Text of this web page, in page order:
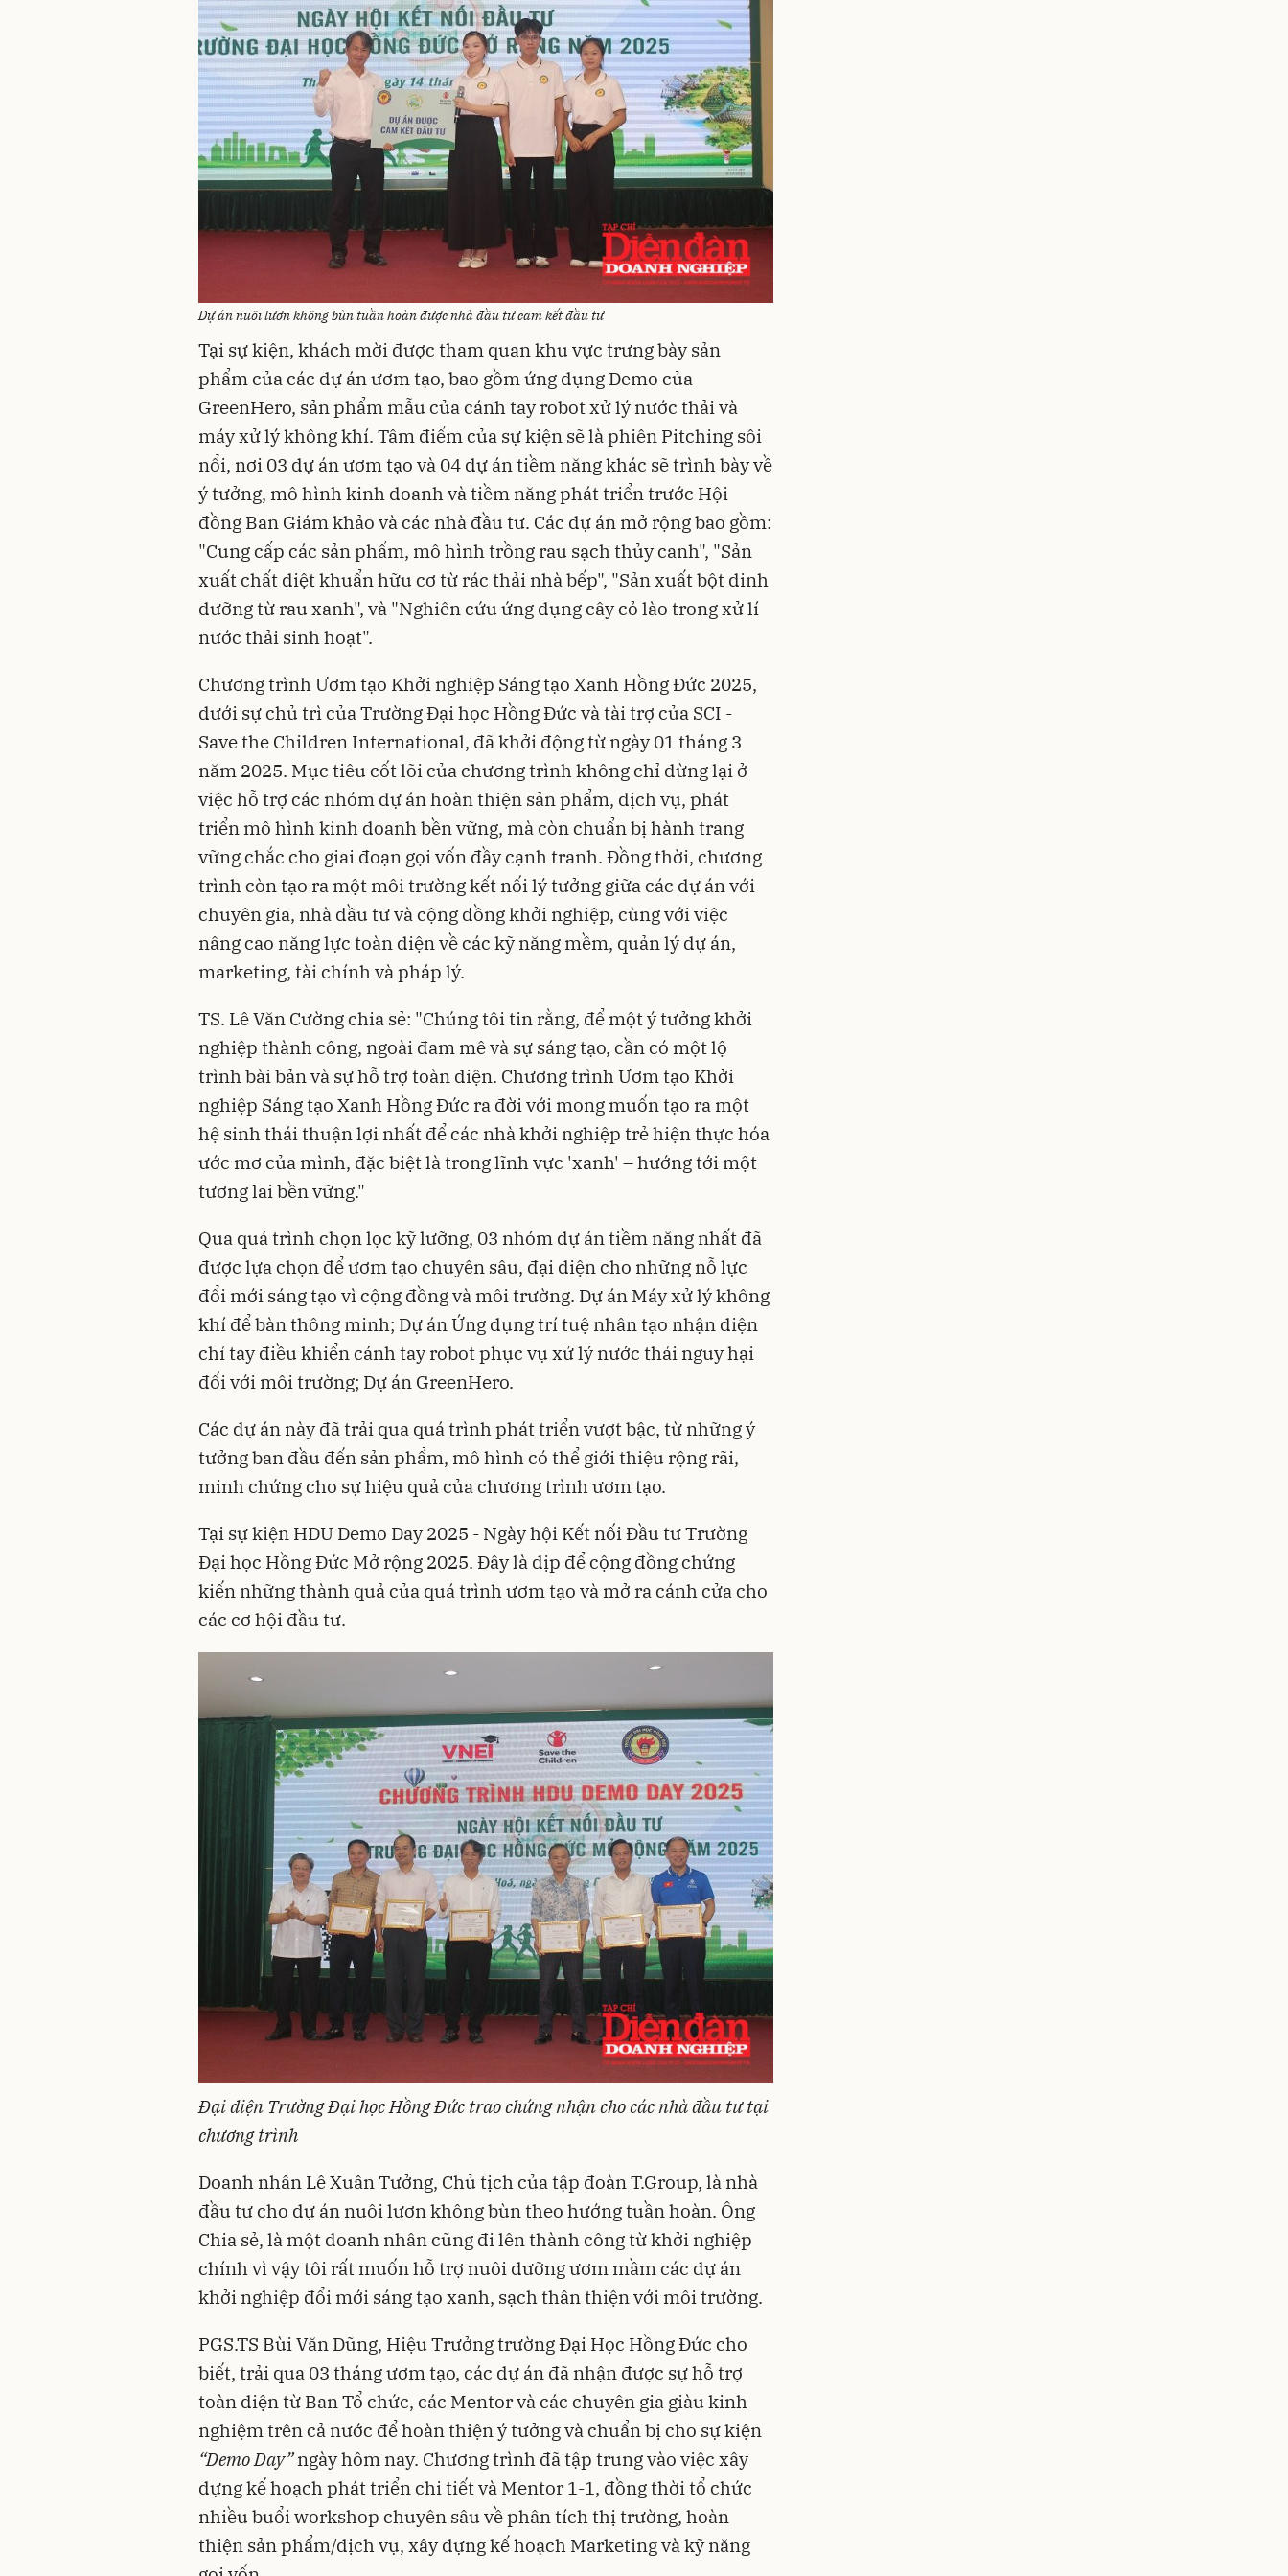
Dự án nuôi lươn không bùn tuần hoàn được nhà đầu tư cam kết đầu tư
Tại sự kiện, khách mời được tham quan khu vực trưng bày sản
phẩm của các dự án ươm tạo, bao gồm ứng dụng Demo của
GreenHero, sản phẩm mẫu của cánh tay robot xử lý nước thải và
máy xử lý không khí. Tâm điểm của sự kiện sẽ là phiên Pitching sôi
nổi, nơi 03 dự án ươm tạo và 04 dự án tiềm năng khác sẽ trình bày về
ý tưởng, mô hình kinh doanh và tiềm năng phát triển trước Hội
đồng Ban Giám khảo và các nhà đầu tư. Các dự án mở rộng bao gồm:
"Cung cấp các sản phẩm, mô hình trồng rau sạch thủy canh", "Sản
xuất chất diệt khuẩn hữu cơ từ rác thải nhà bếp", "Sản xuất bột dinh
dưỡng từ rau xanh", và "Nghiên cứu ứng dụng cây cỏ lào trong xử lí
nước thải sinh hoạt".
Chương trình Ươm tạo Khởi nghiệp Sáng tạo Xanh Hồng Đức 2025,
dưới sự chủ trì của Trường Đại học Hồng Đức và tài trợ của SCI -
Save the Children International, đã khởi động từ ngày 01 tháng 3
năm 2025. Mục tiêu cốt lõi của chương trình không chỉ dừng lại ở
việc hỗ trợ các nhóm dự án hoàn thiện sản phẩm, dịch vụ, phát
triển mô hình kinh doanh bền vững, mà còn chuẩn bị hành trang
vững chắc cho giai đoạn gọi vốn đầy cạnh tranh. Đồng thời, chương
trình còn tạo ra một môi trường kết nối lý tưởng giữa các dự án với
chuyên gia, nhà đầu tư và cộng đồng khởi nghiệp, cùng với việc
nâng cao năng lực toàn diện về các kỹ năng mềm, quản lý dự án,
marketing, tài chính và pháp lý.
TS. Lê Văn Cường chia sẻ: "Chúng tôi tin rằng, để một ý tưởng khởi
nghiệp thành công, ngoài đam mê và sự sáng tạo, cần có một lộ
trình bài bản và sự hỗ trợ toàn diện. Chương trình Ươm tạo Khởi
nghiệp Sáng tạo Xanh Hồng Đức ra đời với mong muốn tạo ra một
hệ sinh thái thuận lợi nhất để các nhà khởi nghiệp trẻ hiện thực hóa
ước mơ của mình, đặc biệt là trong lĩnh vực 'xanh' – hướng tới một
tương lai bền vững."
Qua quá trình chọn lọc kỹ lưỡng, 03 nhóm dự án tiềm năng nhất đã
được lựa chọn để ươm tạo chuyên sâu, đại diện cho những nỗ lực
đổi mới sáng tạo vì cộng đồng và môi trường. Dự án Máy xử lý không
khí để bàn thông minh; Dự án Ứng dụng trí tuệ nhân tạo nhận diện
chỉ tay điều khiển cánh tay robot phục vụ xử lý nước thải nguy hại
đối với môi trường; Dự án GreenHero.
Các dự án này đã trải qua quá trình phát triển vượt bậc, từ những ý
tưởng ban đầu đến sản phẩm, mô hình có thể giới thiệu rộng rãi,
minh chứng cho sự hiệu quả của chương trình ươm tạo.
Tại sự kiện HDU Demo Day 2025 - Ngày hội Kết nối Đầu tư Trường
Đại học Hồng Đức Mở rộng 2025. Đây là dịp để cộng đồng chứng
kiến những thành quả của quá trình ươm tạo và mở ra cánh cửa cho
các cơ hội đầu tư.
Đại diện Trường Đại học Hồng Đức trao chứng nhận cho các nhà đầu tư tại
chương trình
Doanh nhân Lê Xuân Tưởng, Chủ tịch của tập đoàn T.Group, là nhà
đầu tư cho dự án nuôi lươn không bùn theo hướng tuần hoàn. Ông
Chia sẻ, là một doanh nhân cũng đi lên thành công từ khởi nghiệp
chính vì vậy tôi rất muốn hỗ trợ nuôi dưỡng ươm mầm các dự án
khởi nghiệp đổi mới sáng tạo xanh, sạch thân thiện với môi trường.
PGS.TS Bùi Văn Dũng, Hiệu Trưởng trường Đại Học Hồng Đức cho
biết, trải qua 03 tháng ươm tạo, các dự án đã nhận được sự hỗ trợ
toàn diện từ Ban Tổ chức, các Mentor và các chuyên gia giàu kinh
nghiệm trên cả nước để hoàn thiện ý tưởng và chuẩn bị cho sự kiện
“Demo Day”ngày hôm nay. Chương trình đã tập trung vào việc xây
dựng kế hoạch phát triển chi tiết và Mentor 1-1, đồng thời tổ chức
nhiều buổi workshop chuyên sâu về phân tích thị trường, hoàn
thiện sản phẩm/dịch vụ, xây dựng kế hoạch Marketing và kỹ năng